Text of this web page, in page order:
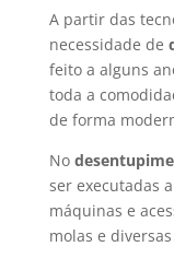
A partir das
necessidade de
feito a alguns
toda a
de forma
No
ser executadas
máquinas e
molas e